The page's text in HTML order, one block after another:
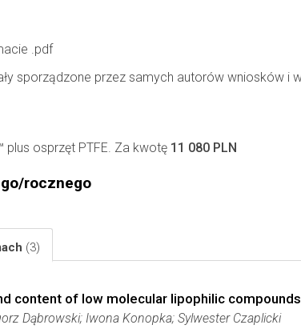
.pdf
sporządzone przez samych autorów wniosków i
plus osprzęt PTFE. Za kwotę 11 080 PLN
rocznego
(3)
content of low molecular lipophilic
Dąbrowski; Iwona Konopka; Sylwester Czaplicki